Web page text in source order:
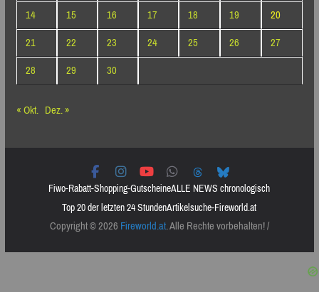
14
15 16 17 18 19
20
21
22 23 24 25 26
27
28
29
30
« Okt. Dez. »
Fiwo-Rabatt-Shopping-GutscheineALLE NEWS chronologisch
Top 20 der letzten 24 StundenArtikelsuche-Fireworld.at
Copyright © 2026Fireworld.at. Alle Rechte vorbehalten! /